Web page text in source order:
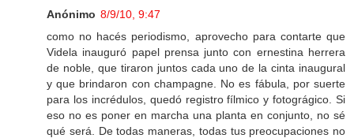
Anónimo 8/9/10, 9:47
como no hacés periodismo, aprovecho para contarte que
Videla inauguró papel prensa junto con ernestina herrera
de noble, que tiraron juntos cada uno de la cinta inaugural
y que brindaron con champagne. No es fábula, por suerte
para los incrédulos, quedó registro fílmico y fotográgico. Si
eso no es poner en marcha una planta en conjunto, no sé
qué será. De todas maneras, todas tus preocupaciones no